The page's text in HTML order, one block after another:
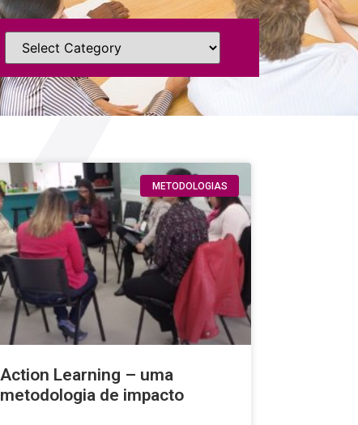
METODOLOGIAS
Action Learning – uma
metodologia de impacto